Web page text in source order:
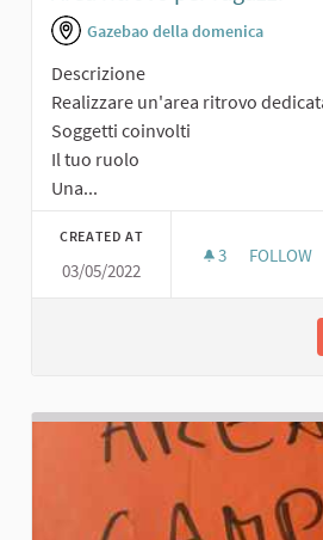
Gazebao della domenica
Descrizione
Realizzare un'area ritrovo
Soggetti coinvolti
Il tuo ruolo
Una...
CREATED AT
03/05/2022
3 3
FOLLOW